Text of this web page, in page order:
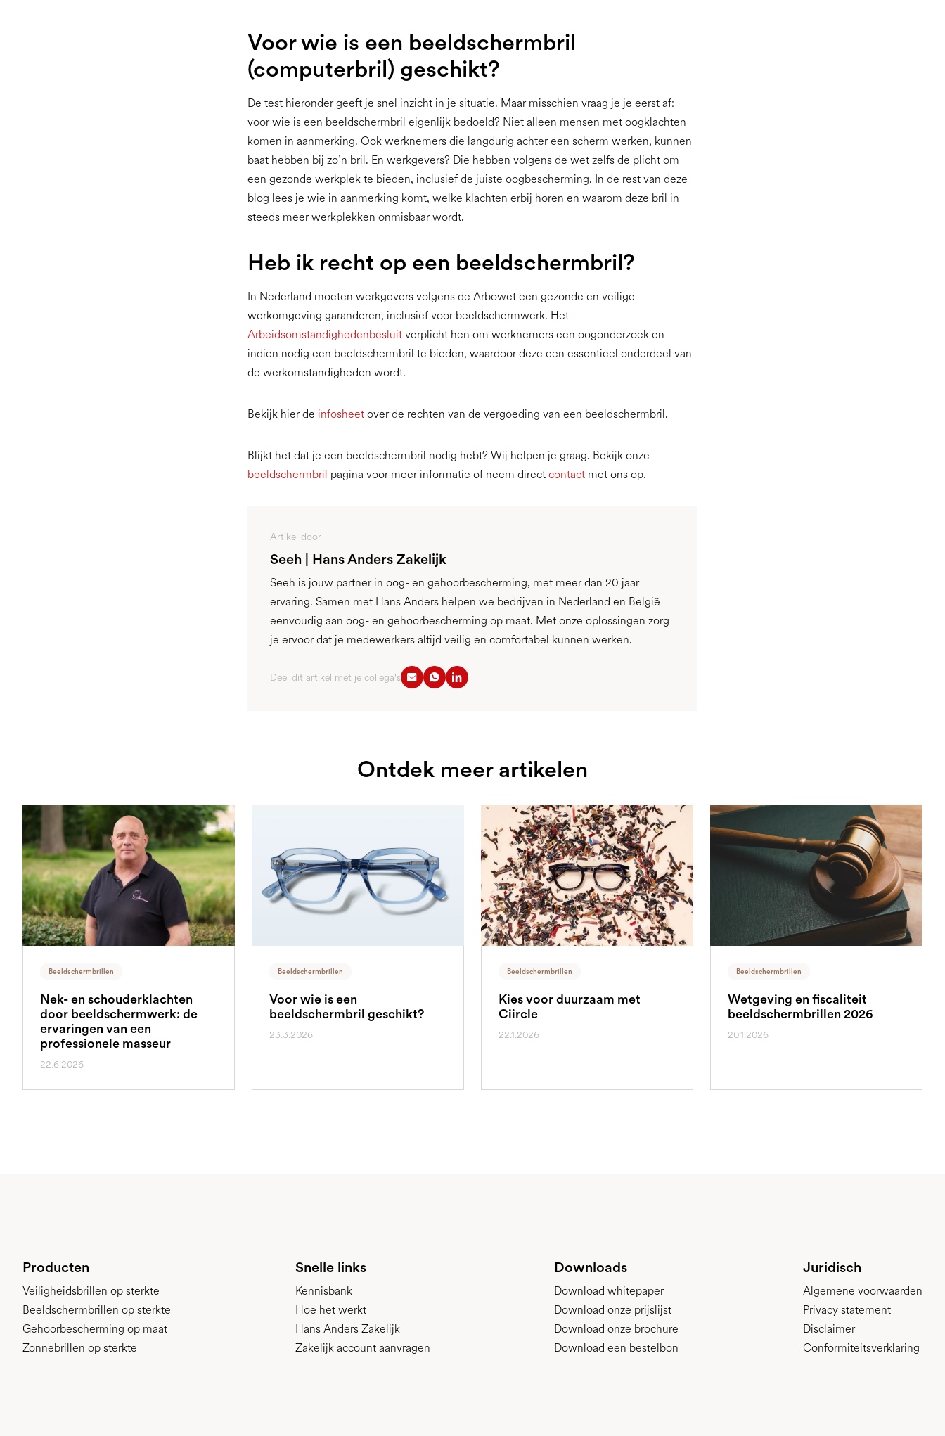
Voor wie is een beeldschermbril
(computerbril) geschikt?
De test hieronder geeft je snel inzicht in je situatie. Maar misschien vraag je je eerst af:
voor wie is een beeldschermbril eigenlijk bedoeld? Niet alleen mensen met oogklachten
komen in aanmerking. Ook werknemers die langdurig achter een scherm werken, kunnen
baat hebben bij zo’n bril. En werkgevers? Die hebben volgens de wet zelfs de plicht om
een gezonde werkplek te bieden, inclusief de juiste oogbescherming. In de rest van deze
blog lees je wie in aanmerking komt, welke klachten erbij horen en waarom deze bril in
steeds meer werkplekken onmisbaar wordt.
Heb ik recht op een beeldschermbril?
In Nederland moeten werkgevers volgens de Arbowet een gezonde en veilige
werkomgeving garanderen, inclusief voor beeldschermwerk. Het
Arbeidsomstandighedenbesluit verplicht hen om werknemers een oogonderzoek en
indien nodig een beeldschermbril te bieden, waardoor deze een essentieel onderdeel van
de werkomstandigheden wordt.
Bekijk hier de infosheet over de rechten van de vergoeding van een beeldschermbril.
Blijkt het dat je een beeldschermbril nodig hebt? Wij helpen je graag. Bekijk onze
beeldschermbril pagina voor meer informatie of neem direct contact met ons op.
Artikel door
Seeh | Hans Anders Zakelijk
Seeh is jouw partner in oog- en gehoorbescherming, met meer dan 20 jaar
ervaring. Samen met Hans Anders helpen we bedrijven in Nederland en België
eenvoudig aan oog- en gehoorbescherming op maat. Met onze oplossingen zorg
je ervoor dat je medewerkers altijd veilig en comfortabel kunnen werken.
Deel dit artikel met je collega's
Ontdek meer artikelen
Beeldschermbrillen
Nek- en schouderklachten
door beeldschermwerk: de
ervaringen van een
professionele masseur
22.6.2026
Beeldschermbrillen
Voor wie is een
beeldschermbril geschikt?
23.3.2026
Beeldschermbrillen
Kies voor duurzaam met
Ciircle
22.1.2026
Beeldschermbrillen
Wetgeving en fiscaliteit
beeldschermbrillen 2026
20.1.2026
Producten
Veiligheidsbrillen op sterkte
Beeldschermbrillen op sterkte
Gehoorbescherming op maat
Zonnebrillen op sterkte
Snelle links
Kennisbank
Hoe het werkt
Hans Anders Zakelijk
Zakelijk account aanvragen
Downloads
Download whitepaper
Download onze prijslijst
Download onze brochure
Download een bestelbon
Juridisch
Algemene voorwaarden
Privacy statement
Disclaimer
Conformiteitsverklaring